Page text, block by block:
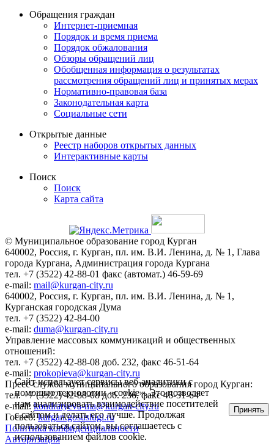
Обращения граждан
Интернет-приемная
Порядок и время приема
Порядок обжалования
Обзоры обращений лиц
Обобщенная информация о результатах
рассмотрения обращений лиц и принятых мерах
Нормативно-правовая база
Законодательная карта
Социальные сети
Открытые данные
Реестр наборов открытых данных
Интерактивные карты
Поиск
Поиск
Карта сайта
© Муниципальное образование город Курган
640002, Россия, г. Курган, пл. им. В.И. Ленина, д. № 1, Глава
города Кургана, Администрация города Кургана
тел. +7 (3522) 42-88-01 факс (автомат.) 46-59-69
e-mail: mail@kurgan-city.ru
640002, Россия, г. Курган, пл. им. В.И. Ленина, д. № 1,
Курганская городская Дума
тел. +7 (3522) 42-84-00
e-mail: duma@kurgan-city.ru
Управление массовых коммуникаций и общественных
отношений:
тел. +7 (3522) 42-88-08 доб. 232, факс 46-51-64
e-mail: prokopieva@kurgan-city.ru
Пресс-служба муниципального образования город Курган:
тел. +7 (3522) 42-88-08 доб. 236, факс 46-51-64
e-mail:kondratyeva-ma@kurgan-city.ru
Госвеб:kurgan.gosuslugi.ru
Политика конфиденциальности
Авторизация
Сайт использует сервисы веб-аналитики с
помощью технологии «cookie». Это позволяет
нам анализировать взаимодействие посетителей
с сайтом и делать его лучше. Продолжая
пользоваться сайтом, вы соглашаетесь с
использованием файлов cookie.
Принять